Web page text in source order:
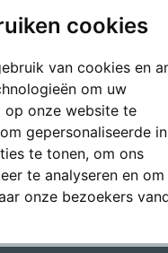
cookies
van cookies en
om uw
op onze website te
gepersonaliseerde
te tonen, om ons
te analyseren en
onze bezoekers